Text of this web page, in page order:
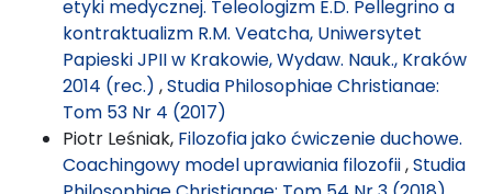
etyki medycznej. Teleologizm E.D. Pellegrino a
kontraktualizm R.M. Veatcha, Uniwersytet
Papieski JPII w Krakowie, Wydaw. Nauk., Kraków
2014 (rec.) ,Studia Philosophiae Christianae:
Tom 53 Nr 4 (2017)
Piotr Leśniak, Filozofia jako ćwiczenie duchowe.
Coachingowy model uprawiania filozofii,Studia